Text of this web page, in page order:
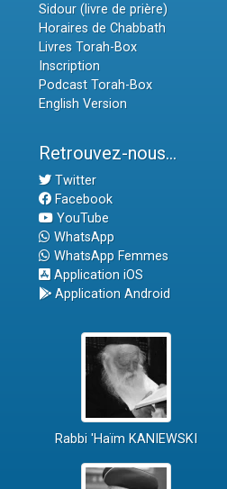
Sidour (livre de prière)
Horaires de Chabbath
Livres Torah-Box
Inscription
Podcast Torah-Box
English Version
Retrouvez-nous...
Twitter
Facebook
YouTube
WhatsApp
WhatsApp Femmes
Application iOS
Application Android
Rabbi 'Haïm KANIEWSKI